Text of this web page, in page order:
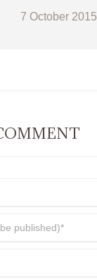
7 October 2015